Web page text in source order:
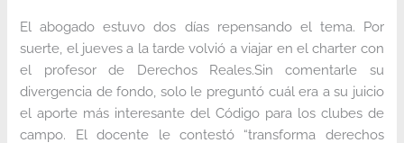
El abogado estuvo dos días repensando el tema. Por
suerte, el jueves a la tarde volvió a viajar en el charter con
el profesor de Derechos Reales.Sin comentarle su
divergencia de fondo, solo le preguntó cuál era a su juicio
el aporte más interesante del Código para los clubes de
campo. El docente le contestó “transforma derechos